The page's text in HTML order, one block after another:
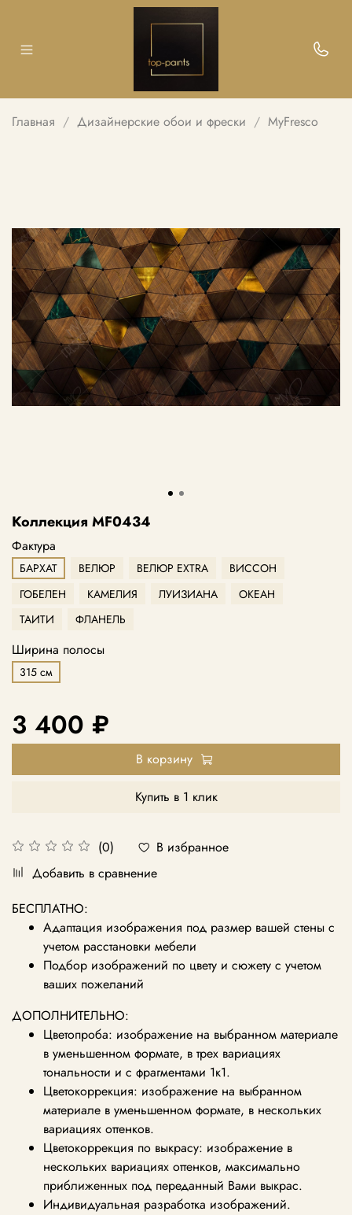
Главная Дизайнерские обои и фрески MyFresco
Коллекция MF0434
(0)
В избранное
Добавить в сравнение
Фактура
БАРХАТ ВЕЛЮР ВЕЛЮР EXTRA
ВИССОН
ГОБЕЛЕН
КАМЕЛИЯ ЛУИЗИАНА
ОКЕАН
ТАИТИ
ФЛАНЕЛЬ
Ширина полосы
315 см
3 400 ₽
В корзину
Купить в 1 клик
БЕСПЛАТНО:
Адаптация изображения под размер вашей стены с
учетом расстановки мебели
Подбор изображений по цвету и сюжету с учетом
ваших пожеланий
ДОПОЛНИТЕЛЬНО:
Цветопроба: изображение на выбранном материале
в уменьшенном формате, в трех вариациях
тональности и с фрагментами 1к1.
Цветокоррекция: изображение на выбранном
материале в уменьшенном формате, в нескольких
вариациях оттенков.
Цветокоррекция по выкрасу: изображение в
нескольких вариациях оттенков, максимально
приближенных под переданный Вами выкрас.
Индивидуальная разработка изображений.